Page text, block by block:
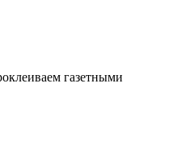
газетными